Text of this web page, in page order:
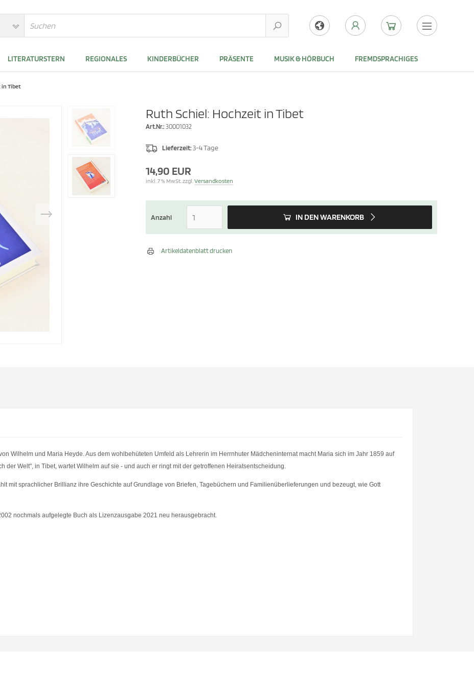
LITERATURSTERN REGIONALES KINDERBÜCHER PRÄSENTE MUSIK & HÖRBUCH FREMDSPRACHIGES
in Tibet
Ruth Schiel: Hochzeit in Tibet
Art.Nr.: 30001032
Lieferzeit:3-4 Tage
14,90 EUR
inkl. 7 % MwSt. zzgl.Versandkosten
Anzahl IN DEN WARENKORB
Artikeldatenblatt drucken
Wilhelm und Maria Heyde. Aus dem wohlbehüteten Umfeld als Lehrerin im Herrnhuter Mädcheninternat macht Maria sich im Jahr 1859 auf
der Welt", in Tibet, wartet Wilhelm auf sie - und auch er ringt mit der getroffenen Heiratsentscheidung.
mit sprachlicher Brillianz ihre Geschichte auf Grundlage von Briefen, Tagebüchern und Familienüberlieferungen und bezeugt, wie Gott
nochmals aufgelegte Buch als Lizenzausgabe 2021 neu herausgebracht.